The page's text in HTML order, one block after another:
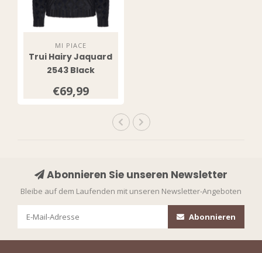
MI PIACE
Trui Hairy Jaquard
2543 Black
€69,99
Abonnieren Sie unseren Newsletter
Bleibe auf dem Laufenden mit unseren Newsletter-Angeboten
Abonnieren